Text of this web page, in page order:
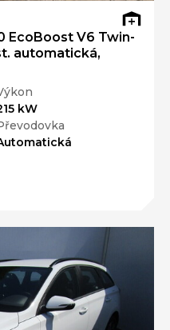
EcoBoost V6 Twin-
automatická,
kW